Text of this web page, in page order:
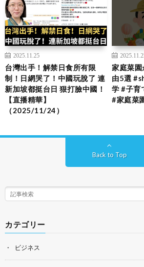
2025.11.25
台灣出手！解禁日食所有限
制！日網哭了！中國玩脫了 連
新加坡都挺台日 狠打臉中國！
【直播精華】
（2025/11/24）
家庭菜園
由5選
学 #子育
#家庭菜
Back to Top
カテゴリー
ビジネス